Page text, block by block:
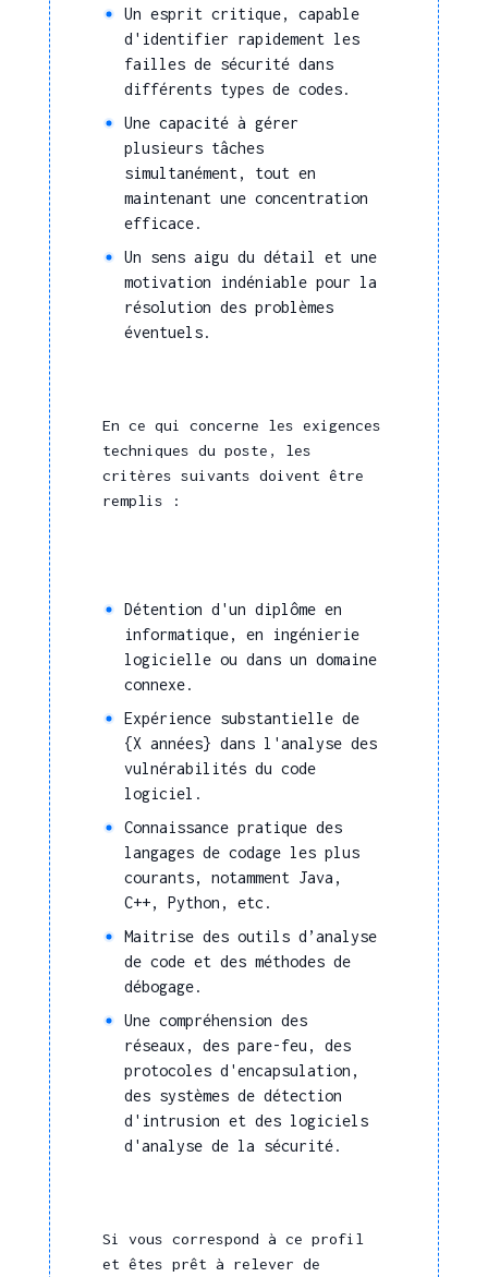
Un esprit critique, capable
d'identifier rapidement les
failles de sécurité dans
différents types de codes.
Une capacité à gérer
plusieurs tâches
simultanément, tout en
maintenant une concentration
efficace.
Un sens aigu du détail et une
motivation indéniable pour la
résolution des problèmes
éventuels.
En ce qui concerne les exigences
techniques du poste, les
critères suivants doivent être
remplis :
Détention d'un diplôme en
informatique, en ingénierie
logicielle ou dans un domaine
connexe.
Expérience substantielle de
{X années} dans l'analyse des
vulnérabilités du code
logiciel.
Connaissance pratique des
langages de codage les plus
courants, notamment Java,
C++, Python, etc.
Maitrise des outils d’analyse
de code et des méthodes de
débogage.
Une compréhension des
réseaux, des pare-feu, des
protocoles d'encapsulation,
des systèmes de détection
d'intrusion et des logiciels
d'analyse de la sécurité.
Si vous correspond à ce profil
et êtes prêt à relever de